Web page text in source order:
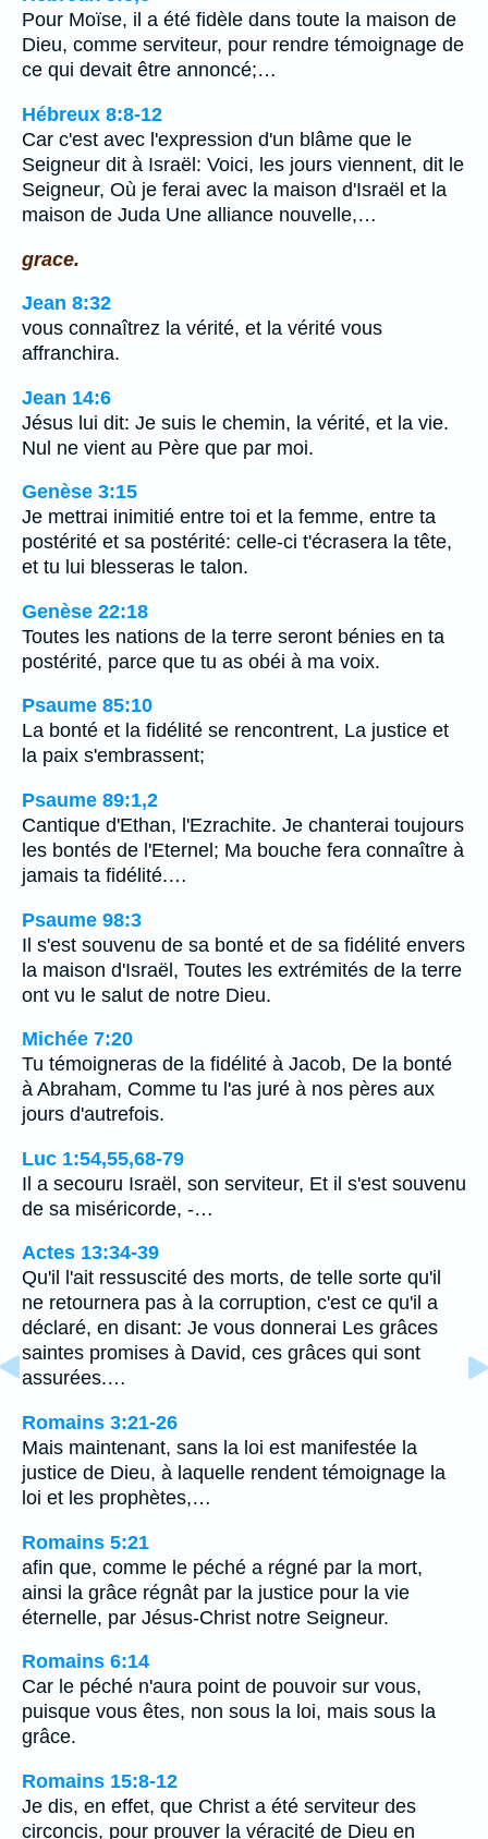
Pour Moïse, il a été fidèle dans toute la maison de
Dieu, comme serviteur, pour rendre témoignage de
ce qui devait être annoncé;…
Hébreux 8:8-12
Car c'est avec l'expression d'un blâme que le
Seigneur dit à Israël: Voici, les jours viennent, dit le
Seigneur, Où je ferai avec la maison d'Israël et la
maison de Juda Une alliance nouvelle,…
grace.
Jean 8:32
vous connaîtrez la vérité, et la vérité vous
affranchira.
Jean 14:6
Jésus lui dit: Je suis le chemin, la vérité, et la vie.
Nul ne vient au Père que par moi.
Genèse 3:15
Je mettrai inimitié entre toi et la femme, entre ta
postérité et sa postérité: celle-ci t'écrasera la tête,
et tu lui blesseras le talon.
Genèse 22:18
Toutes les nations de la terre seront bénies en ta
postérité, parce que tu as obéi à ma voix.
Psaume 85:10
La bonté et la fidélité se rencontrent, La justice et
la paix s'embrassent;
Psaume 89:1,2
Cantique d'Ethan, l'Ezrachite. Je chanterai toujours
les bontés de l'Eternel; Ma bouche fera connaître à
jamais ta fidélité.…
Psaume 98:3
Il s'est souvenu de sa bonté et de sa fidélité envers
la maison d'Israël, Toutes les extrémités de la terre
ont vu le salut de notre Dieu.
Michée 7:20
Tu témoigneras de la fidélité à Jacob, De la bonté
à Abraham, Comme tu l'as juré à nos pères aux
jours d'autrefois.
Luc 1:54,55,68-79
Il a secouru Israël, son serviteur, Et il s'est souvenu
de sa miséricorde, -…
Actes 13:34-39
Qu'il l'ait ressuscité des morts, de telle sorte qu'il
ne retournera pas à la corruption, c'est ce qu'il a
déclaré, en disant: Je vous donnerai Les grâces
saintes promises à David, ces grâces qui sont
assurées.…
Romains 3:21-26
Mais maintenant, sans la loi est manifestée la
justice de Dieu, à laquelle rendent témoignage la
loi et les prophètes,…
Romains 5:21
afin que, comme le péché a régné par la mort,
ainsi la grâce régnât par la justice pour la vie
éternelle, par Jésus-Christ notre Seigneur.
Romains 6:14
Car le péché n'aura point de pouvoir sur vous,
puisque vous êtes, non sous la loi, mais sous la
grâce.
Romains 15:8-12
Je dis, en effet, que Christ a été serviteur des
circoncis, pour prouver la véracité de Dieu en